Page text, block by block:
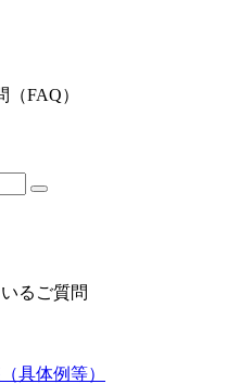
FAQ）
るご質問
具体例等）